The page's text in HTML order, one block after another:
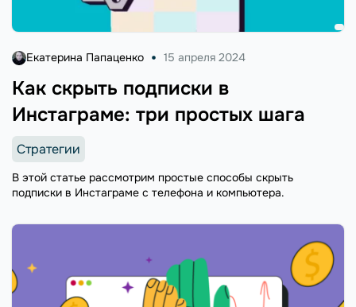
Как скрыть подписки в
Инстаграме: три простых шага
Екатерина Папаценко 15 апреля 2024
Стратегии
В этой статье рассмотрим простые способы скрыть
подписки в Инстаграме с телефона и компьютера.